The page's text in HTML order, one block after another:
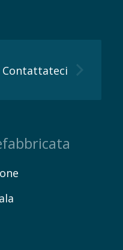
Contattateci